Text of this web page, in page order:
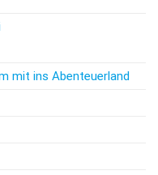
mit ins Abenteuerland